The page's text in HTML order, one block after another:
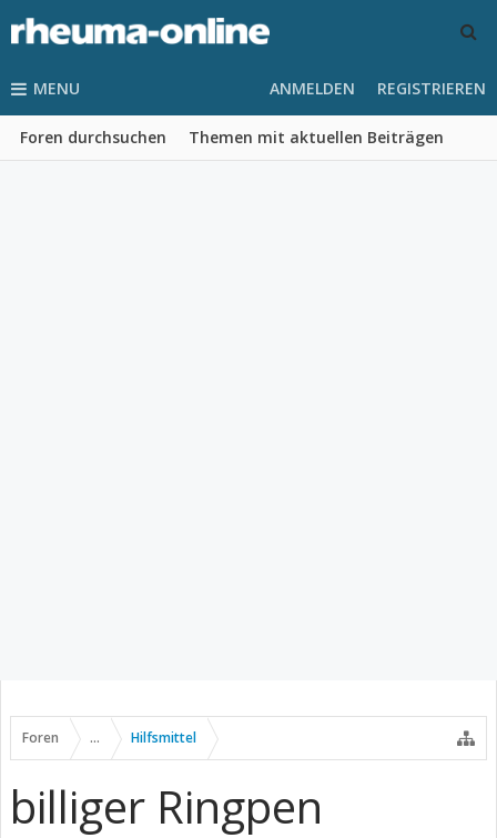
MENU
Foren durchsuchen Themen mit aktuellen Beiträgen
ANMELDEN REGISTRIEREN
Foren ... Hilfsmittel
billiger Ringpen